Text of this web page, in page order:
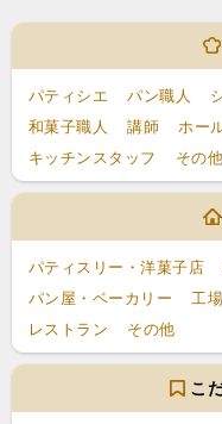
パティシエ パン職人
和菓子職人
講師 ホー
キッチンスタッフ
その他
パティスリー・洋菓子店
パン屋・ベーカリー
工
レストラン
その他
こ